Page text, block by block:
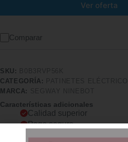
Ver oferta
Comparar
SKU:
CATEGORÍA:
MARCA:
Características adicionales
Calidad superior
Pago seguro
Satisfacción garantizada